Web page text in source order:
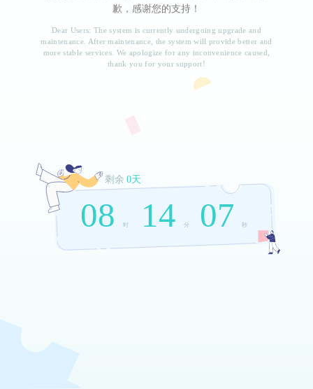
歉，感谢您的支持！
Dear Users: The system is currently undergoing upgrade and
maintenance. After maintenance, the system will provide better and
more stable services. We apologize for any inconvenience caused,
thank you for your support!
剩余 0天
08 时 14 分 07 秒